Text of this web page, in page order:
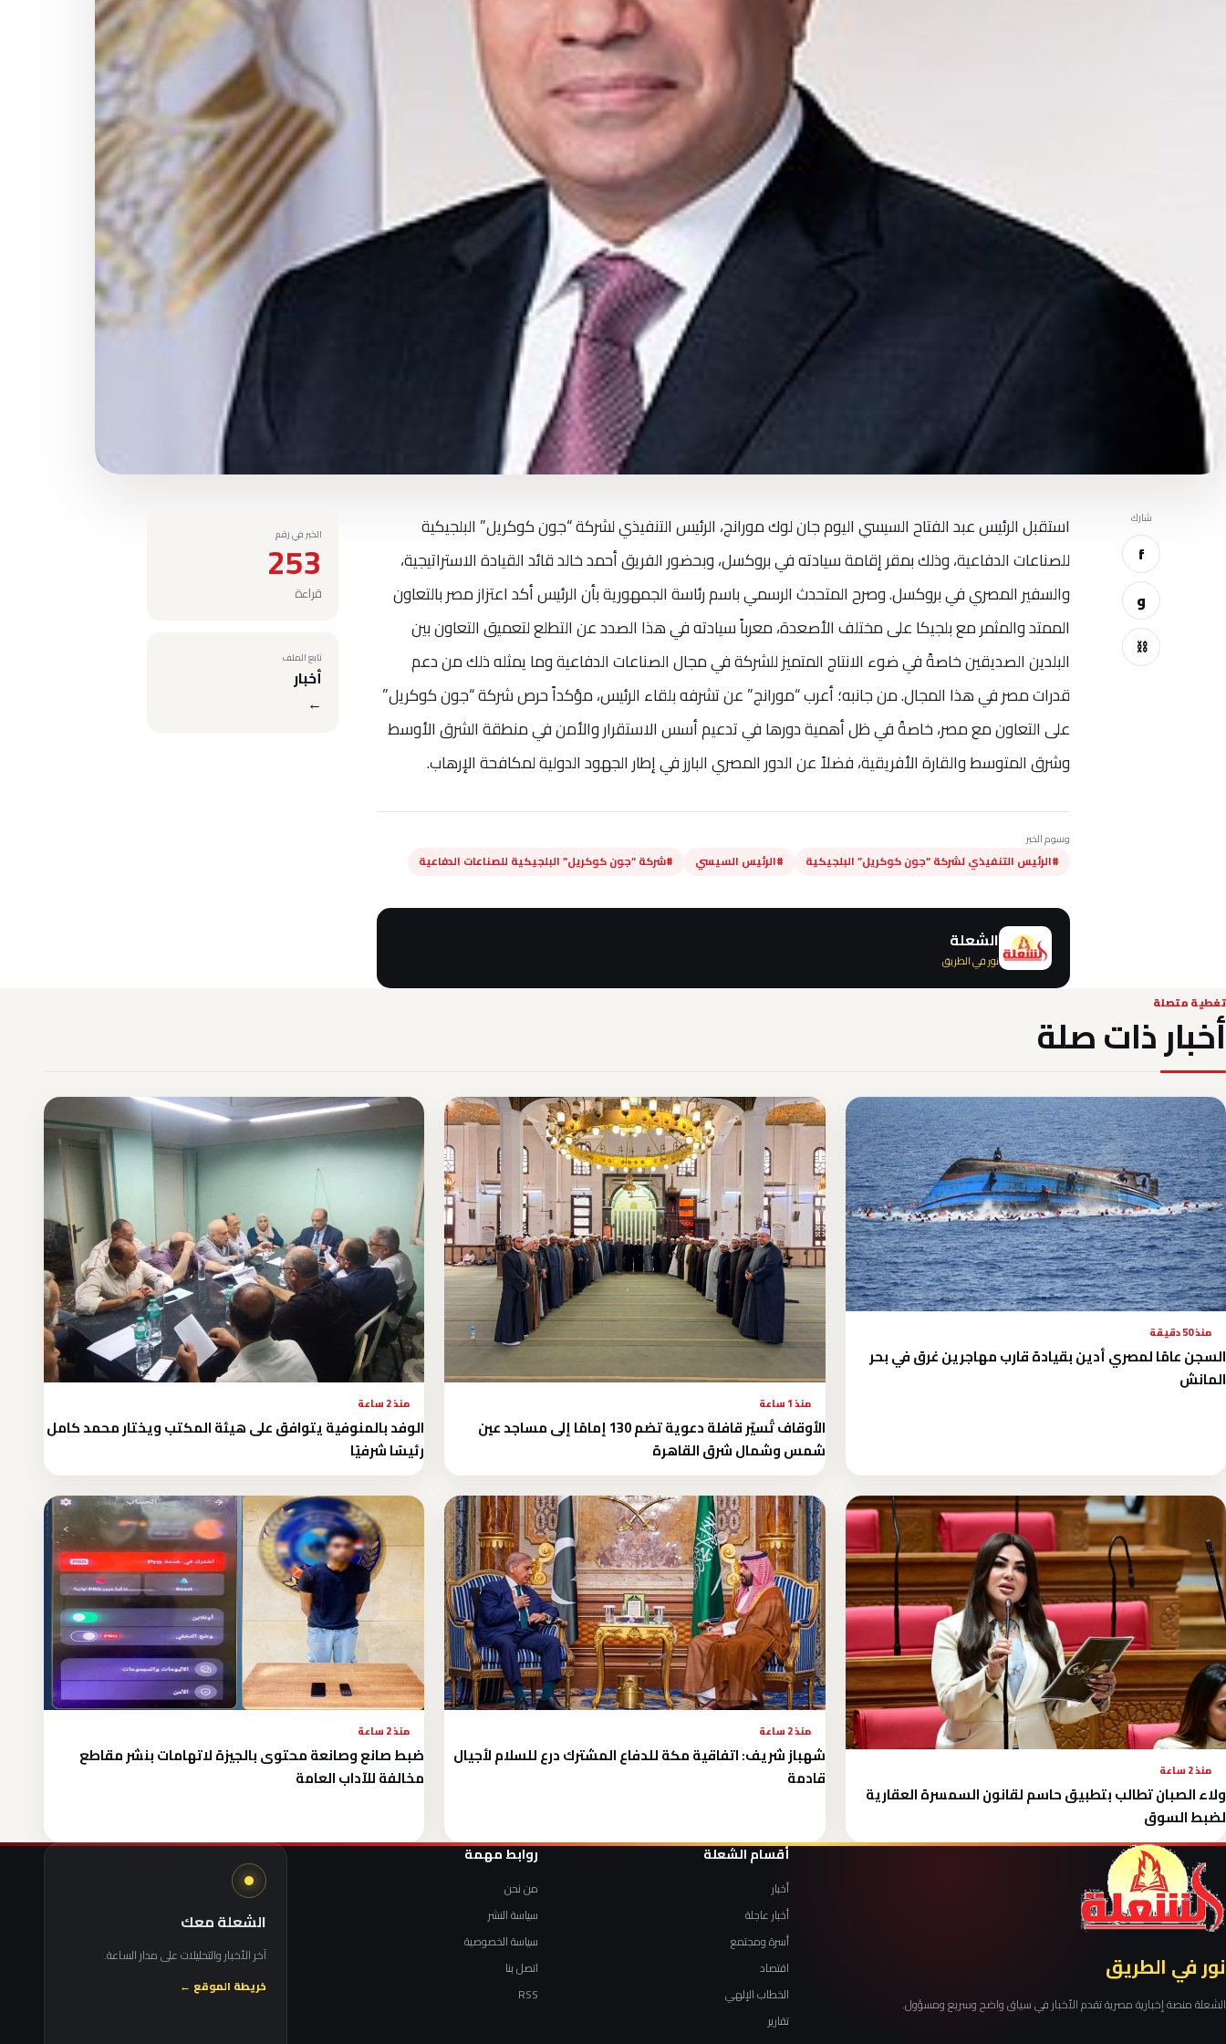
شارك
f
و
⛓
استقبل الرئيس عبد الفتاح السيسي اليوم جان لوك مورانج، الرئيس التنفيذي لشركة “جون كوكريل” البلجيكية
للصناعات الدفاعية، وذلك بمقر إقامة سيادته في بروكسل، وبحضور الفريق أحمد خالد قائد القيادة الاستراتيجية،
والسفير المصري في بروكسل. وصرح المتحدث الرسمي باسم رئاسة الجمهورية بأن الرئيس أكد اعتزاز مصر بالتعاون
الممتد والمثمر مع بلجيكا على مختلف الأصعدة، معرباً سيادته في هذا الصدد عن التطلع لتعميق التعاون بين
البلدين الصديقين خاصةً في ضوء الانتاج المتميز للشركة في مجال الصناعات الدفاعية وما يمثله ذلك من دعم
قدرات مصر في هذا المجال. من جانبه؛ أعرب “مورانج” عن تشرفه بلقاء الرئيس، مؤكداً حرص شركة “جون كوكريل”
على التعاون مع مصر، خاصةً في ظل أهمية دورها في تدعيم أسس الاستقرار والأمن في منطقة الشرق الأوسط
وشرق المتوسط والقارة الأفريقية، فضلاً عن الدور المصري البارز في إطار الجهود الدولية لمكافحة الإرهاب.
وسوم الخبر
#الرئيس التنفيذي لشركة “جون كوكريل” البلجيكية #الرئيس السيسي #شركة “جون كوكريل” البلجيكية للصناعات الدفاعية
الشعلة
نور في الطريق
الخبر في رقم
253
قراءة
تابع الملف
أخبار
←
تغطية متصلة
أخبار ذات صلة
منذ 50 دقيقة
السجن عامًا لمصري أدين بقيادة قارب مهاجرين غرق في بحر
المانش
منذ 1 ساعة
الأوقاف تُسيّر قافلة دعوية تضم 130 إمامًا إلى مساجد عين
شمس وشمال شرق القاهرة
منذ 2 ساعة
الوفد بالمنوفية يتوافق على هيئة المكتب ويختار محمد كامل
رئيسًا شرفيًا
منذ 2 ساعة
ولاء الصبان تطالب بتطبيق حاسم لقانون السمسرة العقارية
لضبط السوق
منذ 2 ساعة
شهباز شريف: اتفاقية مكة للدفاع المشترك درع للسلام لأجيال
قادمة
منذ 2 ساعة
ضبط صانع وصانعة محتوى بالجيزة لاتهامات بنشر مقاطع
مخالفة للآداب العامة
نور في الطريق
الشعلة منصة إخبارية مصرية تقدم الأخبار في سياق واضح وسريع ومسؤول.
أقسام الشعلة
أخبار
أخبار عاجلة
أسرة ومجتمع
اقتصاد
الخطاب الإلهي
تقارير
روابط مهمة
من نحن
سياسة النشر
سياسة الخصوصية
اتصل بنا
RSS
الشعلة معك
آخر الأخبار والتحليلات على مدار الساعة.
خريطة الموقع ←